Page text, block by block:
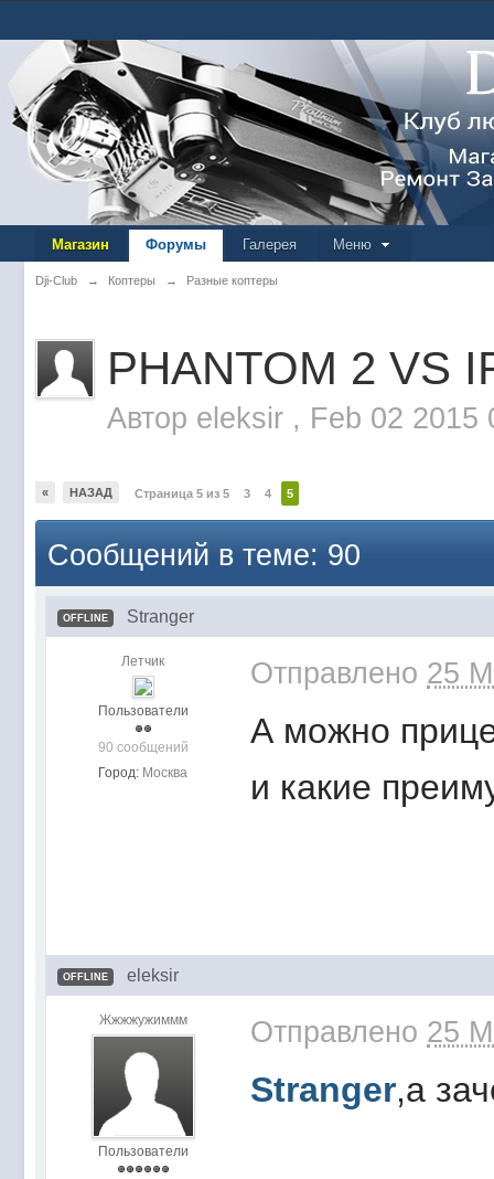
Магазин Форумы Галерея Меню
Dji-Club → Коптеры → Разные коптеры
PHANTOM 2 VS
Автор eleksir , Feb 02 2015
« НАЗАД Страница 5 из 5 3 4 5
Сообщений в теме: 90
OFFLINE Stranger
Летчик
Пользователи
90 сообщений
Город: Москва
Отправлено 25
А можно
и какие
OFFLINE eleksir
Жжжжужиммм
Пользователи
Отправлено 25
Stranger,а